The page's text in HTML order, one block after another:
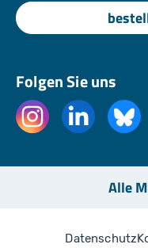
Folgen Sie uns
Alle
Datenschutz